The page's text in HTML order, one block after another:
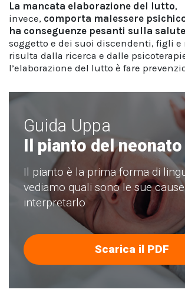
La mancata elaborazione del lutto,
invece, comporta malessere
ha conseguenze pesanti sulla
soggetto e dei suoi discendenti, figli e
risulta dalla ricerca e dalle
l’elaborazione del lutto è fare
Guida Uppa
Il pianto del neonato
Il pianto è la prima forma di
vediamo quali sono le sue
interpretarlo
Scarica il PDF